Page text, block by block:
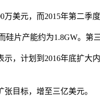
元，而2015年第二季度
产能约为1.8GW。第
计划到2016年底扩大
目标，增至三亿美元。